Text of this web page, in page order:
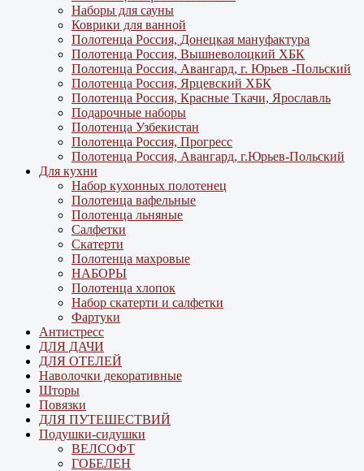
Наборы для сауны
Коврики для ванной
Полотенца Россия, Донецкая мануфактура
Полотенца Россия, Вышневолоцкий ХБК
Полотенца Россия, Авангард, г. Юрьев -Польский
Полотенца Россия, Ярцевский ХБК
Полотенца Россия, Красные Ткачи, Ярославль
Подарочные наборы
Полотенца Узбекистан
Полотенца Россия, Прогресс
Полотенца Россия, Авангард, г.Юрьев-Польский
Для кухни
Набор кухонных полотенец
Полотенца вафельные
Полотенца льняные
Салфетки
Скатерти
Полотенца махровые
НАБОРЫ
Полотенца хлопок
Набор скатерти и салфетки
Фартуки
Антистресс
ДЛЯ ДАЧИ
ДЛЯ ОТЕЛЕЙ
Наволочки декоративные
Шторы
Повязки
ДЛЯ ПУТЕШЕСТВИЙ
Подушки-сидушки
ВЕЛСОФТ
ГОБЕЛЕН